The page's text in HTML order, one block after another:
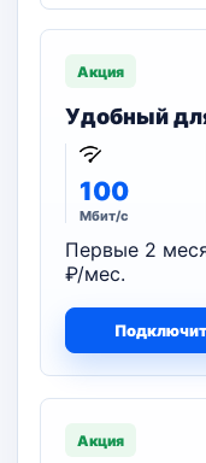
Акция
Удобный
100
Мбит/с
Первые 2
₽/мес.
Акция